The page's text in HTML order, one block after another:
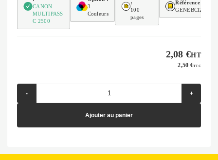
CANON
MULTIPASS
C 2500
3
Couleurs
:
100
pages
Référence :
GENEBCI21C
2,08 €HT
2,50 €TTC
- +
Ajouter au panier